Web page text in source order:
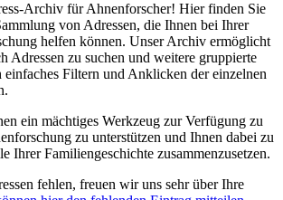
Archiv für Ahnenforscher! Hier finden Sie
von Adressen, die Ihnen bei Ihrer
helfen können. Unser Archiv ermöglicht
Adressen zu suchen und weitere gruppierte
Filtern und Anklicken der einzelnen
ein mächtiges Werkzeug zur Verfügung zu
zu unterstützen und Ihnen dabei zu
Ihrer Familiengeschichte zusammenzusetzen.
fehlen, freuen wir uns sehr über Ihre